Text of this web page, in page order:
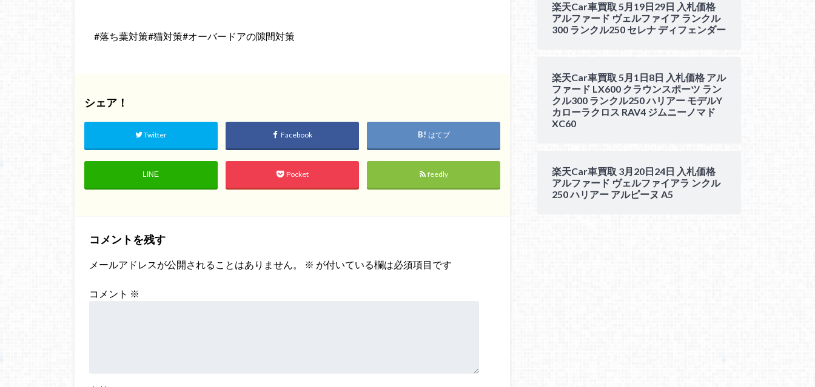
#落ち葉対策#猫対策#オーバードアの隙間対策
シェア！
Twitter Facebook はてブ
LINE Pocket feedly
コメントを残す
メールアドレスが公開されることはありません。 ※ が付いている欄は必須項目です
コメント ※
楽天Car車買取 5月19日29日 入札価格
アルファード ヴェルファイア ランクル
300 ランクル250 セレナ ディフェンダー
楽天Car車買取 5月1日8日 入札価格 アル
ファード LX600 クラウンスポーツ ラン
クル300 ランクル250 ハリアー モデルY
カローラクロス RAV4 ジムニーノマド
XC60
楽天Car車買取 3月20日24日 入札価格
アルファード ヴェルファイアラ ンクル
250 ハリアー アルピーヌ A5